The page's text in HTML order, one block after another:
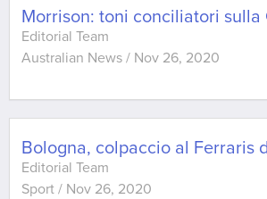
Morrison: toni conciliatori
Editorial Team
Australian News / Nov 26, 2020
Bologna, colpaccio al
Editorial Team
Sport / Nov 26, 2020